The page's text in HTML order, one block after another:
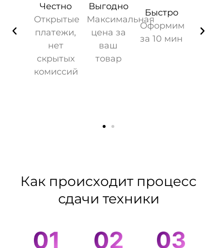
Честно
Открытые
платежи,
нет
скрытых
комиссий
Выгодно
Максимальная
цена за
ваш
товар
Быстро
Оформим
за 10 мин
Как происходит процесс
сдачи техники